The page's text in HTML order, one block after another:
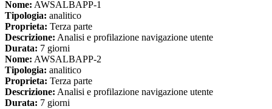
Nome: AWSALBAPP-1
Tipologia: analitico
Proprieta: Terza parte
Descrizione: Analisi e profilazione navigazione utente
Durata: 7 giorni
Nome: AWSALBAPP-2
Tipologia: analitico
Proprieta: Terza parte
Descrizione: Analisi e profilazione navigazione utente
Durata: 7 giorni